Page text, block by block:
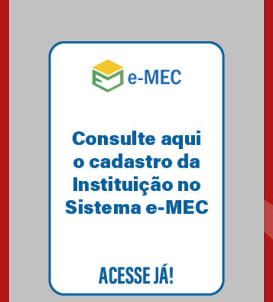
04.08.2026
Como o Colégio Mackenzie
Brasília prepara seus
Como os pais podem investir
na educação dos filhos além da
escola
docentes para debater
inovação e desafios da
educação superior
04.08.2026